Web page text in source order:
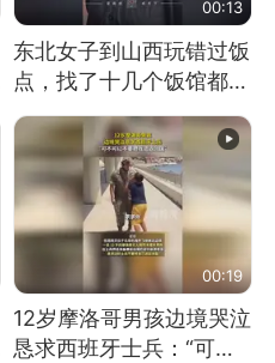
00:13
东北女子到山西玩错过饭
点，找了十几个饭馆都没
开门：午休到几点
00:19
12岁摩洛哥男孩边境哭泣
恳求西班牙士兵：“可不